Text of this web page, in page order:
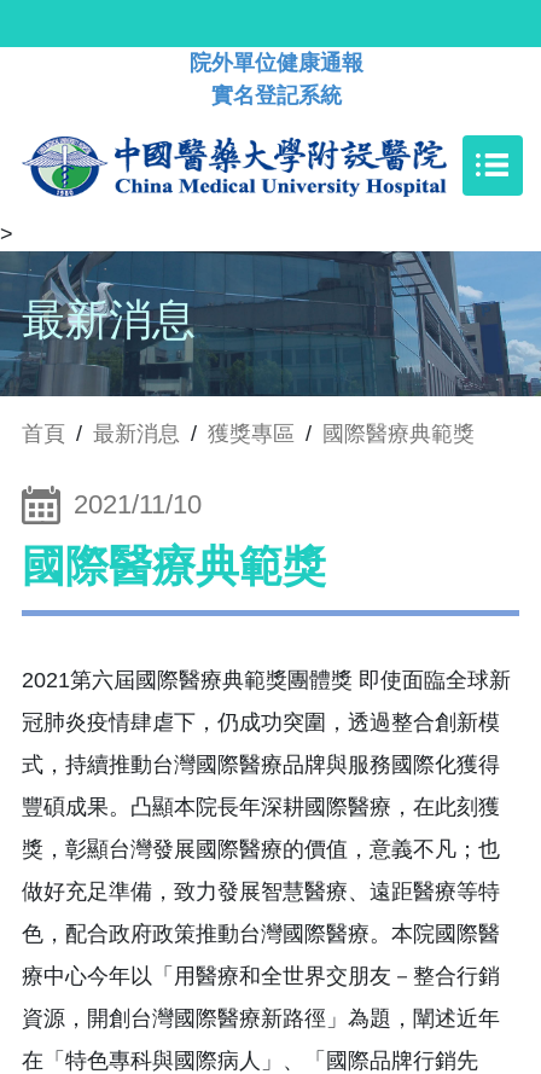
院外單位健康通報
實名登記系統
>
最新消息
首頁 / 最新消息 / 獲獎專區 / 國際醫療典範獎
2021/11/10
國際醫療典範獎
2021第六屆國際醫療典範獎團體獎 即使面臨全球新
冠肺炎疫情肆虐下，仍成功突圍，透過整合創新模
式，持續推動台灣國際醫療品牌與服務國際化獲得
豐碩成果。凸顯本院長年深耕國際醫療，在此刻獲
獎，彰顯台灣發展國際醫療的價值，意義不凡；也
做好充足準備，致力發展智慧醫療、遠距醫療等特
色，配合政府政策推動台灣國際醫療。本院國際醫
療中心今年以「用醫療和全世界交朋友－整合行銷
資源，開創台灣國際醫療新路徑」為題，闡述近年
在「特色專科與國際病人」、「國際品牌行銷先